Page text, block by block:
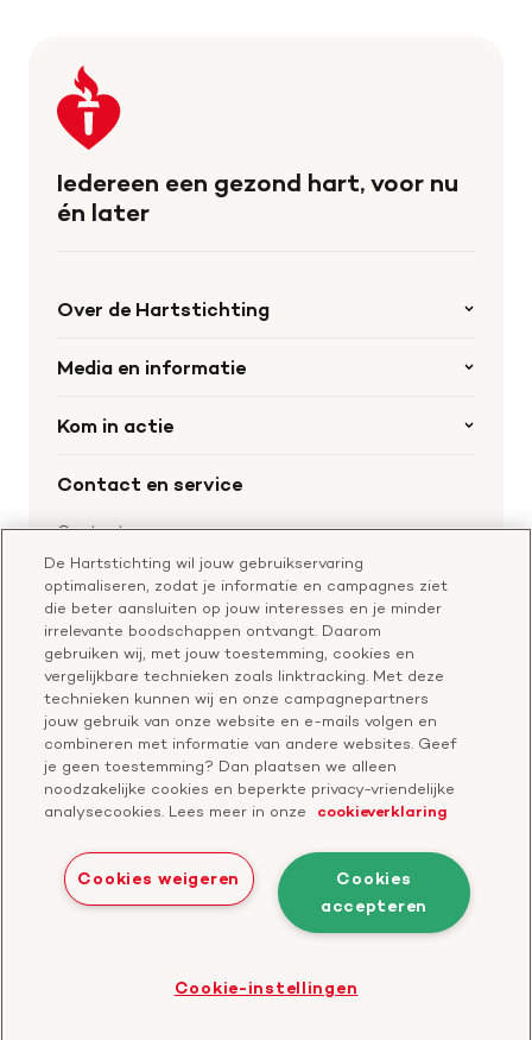
Keer
terug
naar
homepage
Iedereen een gezond hart, voor nu
én later
Over de Hartstichting
Organisatie
Werken bij de Hartstichting
Media en informatie
Nieuws
Materialen bestellen
Aanmelden nieuwsbrief
Kom in actie
Word collectant
Leer reanimeren
Geef ter nagedachtenis
Start een actie
Contact en service
Contactgegevens
Bel of chat met een voorlichter
Vragen over donateurschap
Klachtenformulier
Check je gesprek
Doneer
Bezoek
onze
Facebook
Bezoek
ons
YouTube
Bezoek
onze
LinkedIn
Bezoek
onze
TikTok
profiel
Bezoek
onze
Twitter
profiel
Bezoek
onze
Threads
profiel
Privacyverklaring
Bezoek
De Hartstichting wil jouw gebruikservaring
optimaliseren, zodat je informatie en campagnes ziet
die beter aansluiten op jouw interesses en je minder
irrelevante boodschappen ontvangt. Daarom
gebruiken wij, met jouw toestemming, cookies en
vergelijkbare technieken zoals linktracking. Met deze
technieken kunnen wij en onze campagnepartners
jouw gebruik van onze website en e-mails volgen en
combineren met informatie van andere websites. Geef
je geen toestemming? Dan plaatsen we alleen
noodzakelijke cookies en beperkte privacy-vriendelijke
analysecookies. Lees meer in onze
cookieverklaring
Cookies
accepteren
Cookies weigeren
Cookie-instellingen